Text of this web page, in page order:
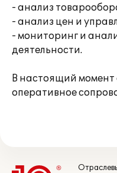
- анализ
- анализ цен и
- мониторинг и
деятельности.
В настоящий момент
оперативное